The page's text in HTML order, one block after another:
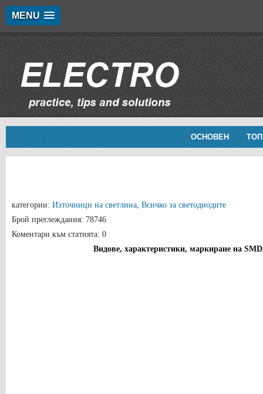
MENU
ОСНОВЕН
категории: Източници на светлина, Всичко за светодиодите
Брой преглеждания: 78746
Коментари към статията: 0
Видове, характеристики, маркиране на SMD